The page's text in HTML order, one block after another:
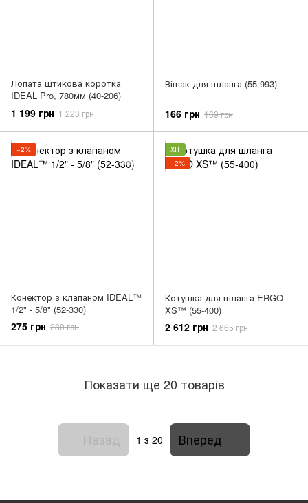
Лопата штикова коротка
IDEAL Pro, 780мм (40-206)
1 199 грн 1 223 грн
Вішак для шланга (55-993)
166 грн 169 грн
−2%
Конектор з клапаном IDEAL™
1/2" - 5/8" (52-330)
275 грн 280 грн
ХІТ
−2%
Котушка для шланга ERGO
XS™ (55-400)
2 612 грн 2 665 грн
Показати ще 20 товарів
1 з 20 Вперед